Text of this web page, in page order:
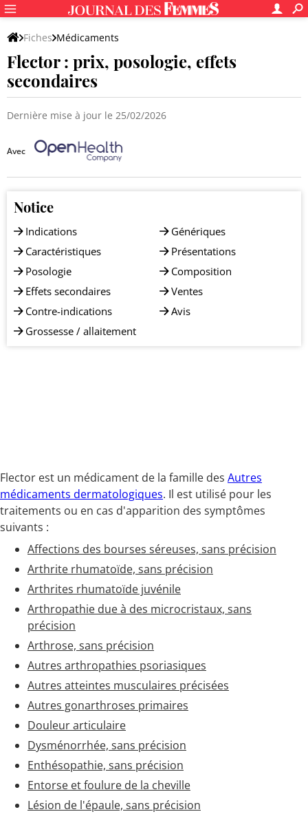
Fiches Médicaments
Autres médicaments dermatologiques
Flector : prix, posologie, effets
secondaires
Dernière mise à jour le 25/02/2026
Avec
Notice
Indications
Caractéristiques
Posologie
Effets secondaires
Contre-indications
Grossesse / allaitement
Génériques
Présentations
Composition
Ventes
Avis
Flector est un médicament de la famille des Autres
médicaments dermatologiques. Il est utilisé pour les
traitements ou en cas d'apparition des symptômes
suivants :
Affections des bourses séreuses, sans précision
Arthrite rhumatoïde, sans précision
Arthrites rhumatoïde juvénile
Arthropathie due à des microcristaux, sans
précision
Arthrose, sans précision
Autres arthropathies psoriasiques
Autres atteintes musculaires précisées
Autres gonarthroses primaires
Douleur articulaire
Dysménorrhée, sans précision
Enthésopathie, sans précision
Entorse et foulure de la cheville
Lésion de l'épaule, sans précision